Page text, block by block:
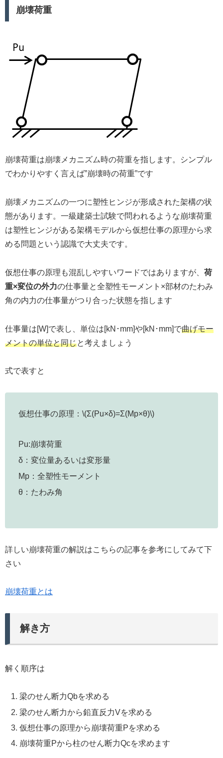
崩壊荷重
崩壊荷重は崩壊メカニズム時の荷重を指します。シンプル
でわかりやすく言えば”崩壊時の荷重”です
崩壊メカニズムの一つに塑性ヒンジが形成された架構の状
態があります。一級建築士試験で問われるような崩壊荷重
は塑性ヒンジがある架構モデルから仮想仕事の原理から求
める問題という認識で大丈夫です。
仮想仕事の原理も混乱しやすいワードではありますが、 荷
重×変位の外力の仕事量と全塑性モーメント×部材のたわみ
角の内力の仕事量がつり合った状態を指します
仕事量は[W]で表し、単位は[kN･mm]や[kN･mm]で曲げモー
メントの単位と同じと考えましょう
式で表すと
仮想仕事の原理：\(Σ(Pu×δ)=Σ(Mp×θ)\)
Pu:崩壊荷重
δ：変位量あるいは変形量
Mp：全塑性モーメント
θ：たわみ角
詳しい崩壊荷重の解説はこちらの記事を参考にしてみて下
さい
崩壊荷重とは
解き方
解く順序は
梁のせん断力Qbを求める
梁のせん断力から鉛直反力Vを求める
仮想仕事の原理から崩壊荷重Pを求める
崩壊荷重Pから柱のせん断力Qcを求めます